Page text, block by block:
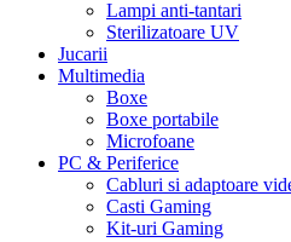
Lampi anti-tantari
Sterilizatoare UV
Jucarii
Multimedia
Boxe
Boxe portabile
Microfoane
PC & Periferice
Cabluri si adaptoare
Casti Gaming
Kit-uri Gaming